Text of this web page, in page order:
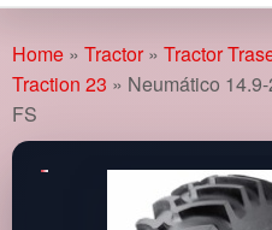
to
content
Home » Tractor » Tractor
Traction 23 » Neumático
FS